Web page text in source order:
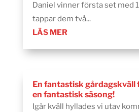
Daniel vinner första set med
tappar dem två...
LÄS MER
En fantastisk gårdagskväll
en fantastisk säsong!
Igår kväll hyllades vi utav